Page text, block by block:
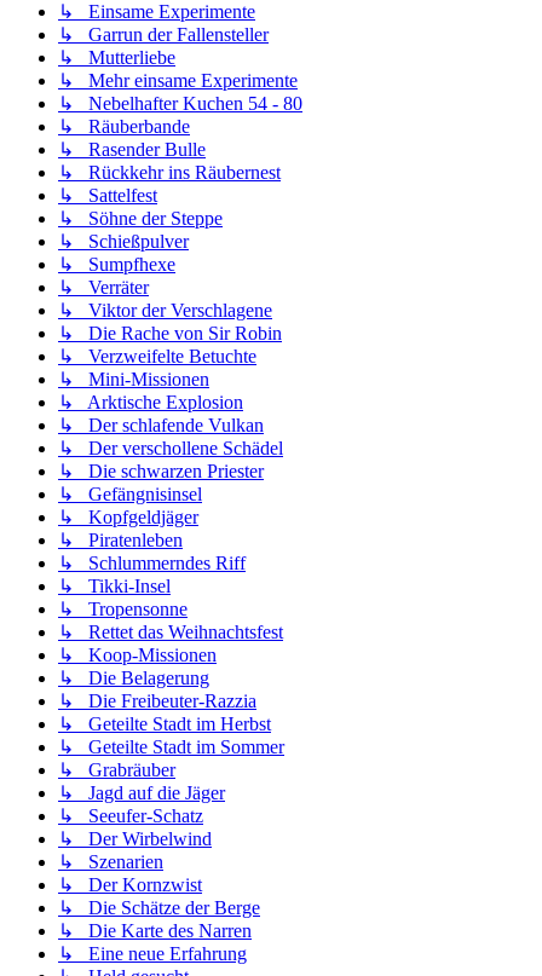
↳ Einsame Experimente
↳ Garrun der Fallensteller
↳ Mutterliebe
↳ Mehr einsame Experimente
↳ Nebelhafter Kuchen 54 - 80
↳ Räuberbande
↳ Rasender Bulle
↳ Rückkehr ins Räubernest
↳ Sattelfest
↳ Söhne der Steppe
↳ Schießpulver
↳ Sumpfhexe
↳ Verräter
↳ Viktor der Verschlagene
↳ Die Rache von Sir Robin
↳ Verzweifelte Betuchte
↳ Mini-Missionen
↳ Arktische Explosion
↳ Der schlafende Vulkan
↳ Der verschollene Schädel
↳ Die schwarzen Priester
↳ Gefängnisinsel
↳ Kopfgeldjäger
↳ Piratenleben
↳ Schlummerndes Riff
↳ Tikki-Insel
↳ Tropensonne
↳ Rettet das Weihnachtsfest
↳ Koop-Missionen
↳ Die Belagerung
↳ Die Freibeuter-Razzia
↳ Geteilte Stadt im Herbst
↳ Geteilte Stadt im Sommer
↳ Grabräuber
↳ Jagd auf die Jäger
↳ Seeufer-Schatz
↳ Der Wirbelwind
↳ Szenarien
↳ Der Kornzwist
↳ Die Schätze der Berge
↳ Die Karte des Narren
↳ Eine neue Erfahrung